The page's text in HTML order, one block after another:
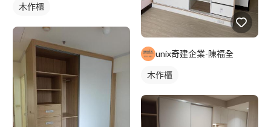
木作櫃
unix奇建企業-陳福全
木作櫃